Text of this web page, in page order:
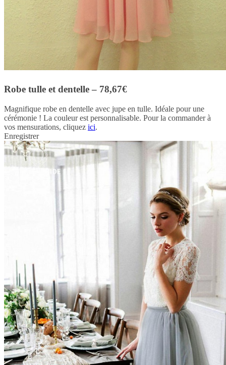
Robe tulle et dentelle – 78,67€
Magnifique robe en dentelle avec jupe en tulle. Idéale pour une
cérémonie ! La couleur est personnalisable. Pour la commander à
vos mensurations, cliquez ici.
Enregistrer